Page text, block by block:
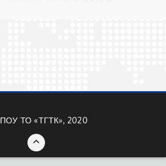
ТО «ТГТК», 2020